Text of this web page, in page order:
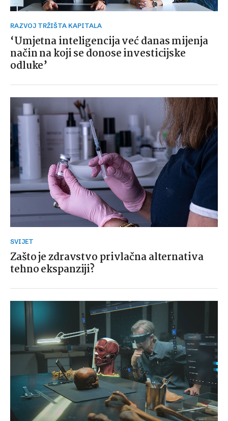
RAZVOJ TRŽIŠTA KAPITALA
‘Umjetna inteligencija već danas mijenja
način na koji se donose investicijske
odluke’
SVIJET
Zašto je zdravstvo privlačna alternativa
tehno ekspanziji?